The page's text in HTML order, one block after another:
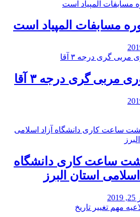
مسابفات المپیاد است
مربی گری درجه ۳ آقا
ساعت کاری دانشگاه
اسلامی استان البرز